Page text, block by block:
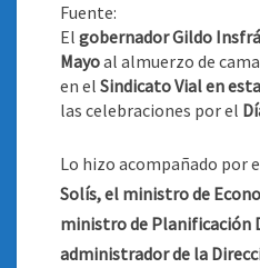
Fuente:
El gobernador Gildo
Mayoal almuerzo de
en el Sindicato Vial en
las celebraciones por el
Lo hizo acompañado por
Solís, el ministro de
ministro de Planificación
administrador de la